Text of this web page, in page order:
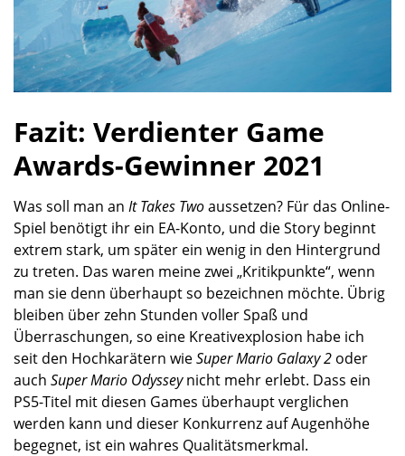
Fazit: Verdienter Game
Awards-Gewinner 2021
Was soll man an It Takes Twoaussetzen? Für das Online-
Spiel benötigt ihr ein EA-Konto, und die Story beginnt
extrem stark, um später ein wenig in den Hintergrund
zu treten. Das waren meine zwei „Kritikpunkte“, wenn
man sie denn überhaupt so bezeichnen möchte. Übrig
bleiben über zehn Stunden voller Spaß und
Überraschungen, so eine Kreativexplosion habe ich
seit den Hochkarätern wieSuper Mario Galaxy 2 oder
auch Super Mario Odysseynicht mehr erlebt. Dass ein
PS5-Titel mit diesen Games überhaupt verglichen
werden kann und dieser Konkurrenz auf Augenhöhe
begegnet, ist ein wahres Qualitätsmerkmal.